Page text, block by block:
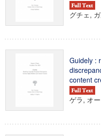
グチェ,
Guidely :
content
ゲラ, オ